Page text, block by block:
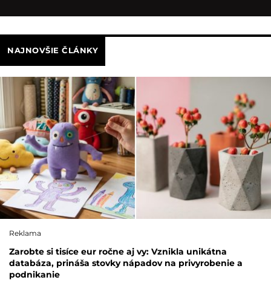
NAJNOVŠIE ČLÁNKY
Reklama
Zarobte si tisíce eur ročne aj vy: Vznikla unikátna
databáza, prináša stovky nápadov na privyrobenie a
podnikanie